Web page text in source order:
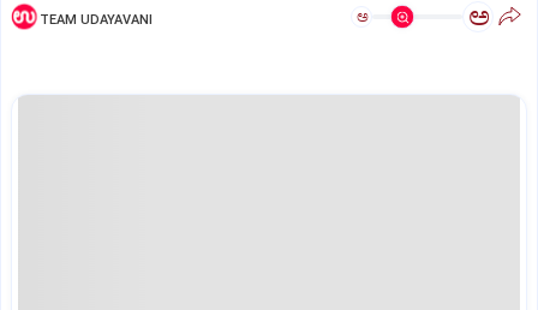
TEAM UDAYAVANI ಅ ಅ